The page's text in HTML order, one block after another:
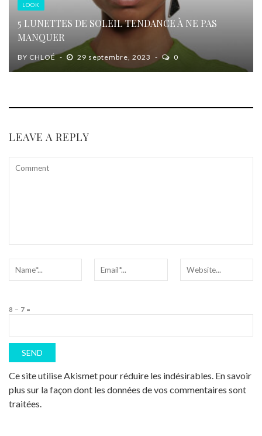
LOOK
5 LUNETTES DE SOLEIL TENDANCE À NE PAS
MANQUER
BY CHLOÉ 29 septembre, 2023 0
LEAVE A REPLY
8 − 7 =
Ce site utilise Akismet pour réduire les indésirables. En savoir
plus sur la façon dont les données de vos commentaires sont
traitées.